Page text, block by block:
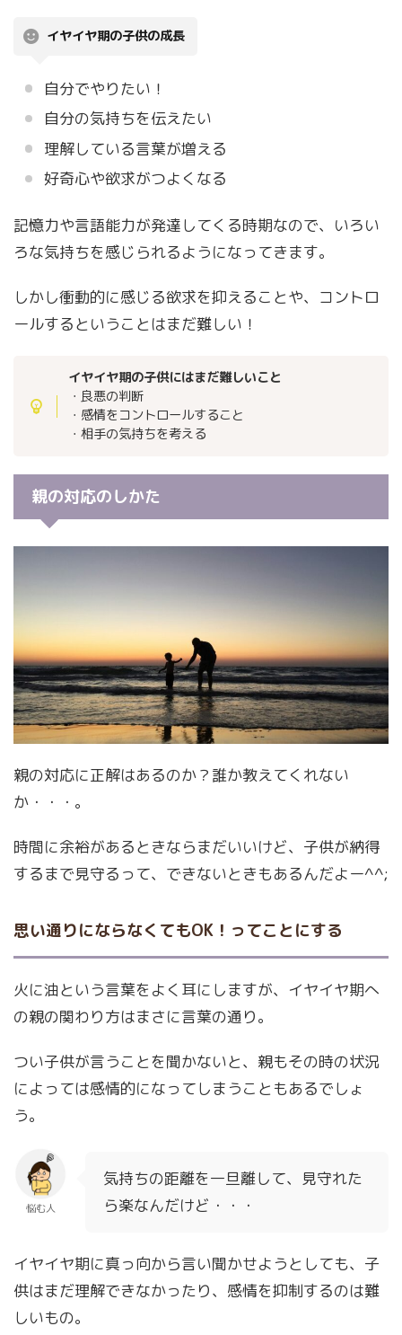
イヤイヤ期の子供の成長
自分でやりたい！
自分の気持ちを伝えたい
理解している言葉が増える
好奇心や欲求がつよくなる
記憶力や言語能力が発達してくる時期なので、いろい
ろな気持ちを感じられるようになってきます。
しかし衝動的に感じる欲求を抑えることや、コントロ
ールするということはまだ難しい！
イヤイヤ期の子供にはまだ難しいこと
・良悪の判断
・感情をコントロールすること
・相手の気持ちを考える
親の対応のしかた
親の対応に正解はあるのか？誰か教えてくれない
か・・・。
時間に余裕があるときならまだいいけど、子供が納得
するまで見守るって、できないときもあるんだよー^^;
思い通りにならなくてもOK！ってことにする
火に油という言葉をよく耳にしますが、イヤイヤ期へ
の親の関わり方はまさに言葉の通り。
つい子供が言うことを聞かないと、親もその時の状況
によっては感情的になってしまうこともあるでしょ
う。
悩む人
気持ちの距離を一旦離して、見守れた
ら楽なんだけど・・・
イヤイヤ期に真っ向から言い聞かせようとしても、子
供はまだ理解できなかったり、感情を抑制するのは難
しいもの。